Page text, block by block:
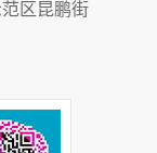
区昆鹏街